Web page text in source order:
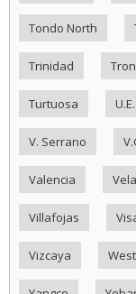
Tondo North
Trinidad
Turtuosa U.E.
V. Serrano
Valencia
Villafojas
Vizcaya